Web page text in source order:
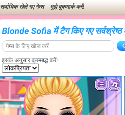
सर्वाधिक खेले गए गेम्स मुझे बुकमार्क करें!
Blonde Sofia में टैग किए गए
इसके अनुसार क्रमबद्ध करें: